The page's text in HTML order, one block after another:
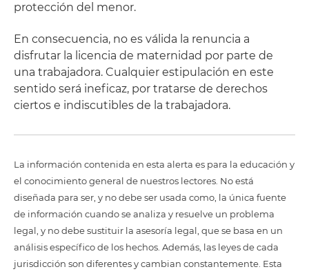
protección del menor.
En consecuencia, no es válida la renuncia a
disfrutar la licencia de maternidad por parte de
una trabajadora. Cualquier estipulación en este
sentido será ineficaz, por tratarse de derechos
ciertos e indiscutibles de la trabajadora.
La información contenida en esta alerta es para la educación y
el conocimiento general de nuestros lectores. No está
diseñada para ser, y no debe ser usada como, la única fuente
de información cuando se analiza y resuelve un problema
legal, y no debe sustituir la asesoría legal, que se basa en un
análisis específico de los hechos. Además, las leyes de cada
jurisdicción son diferentes y cambian constantemente. Esta